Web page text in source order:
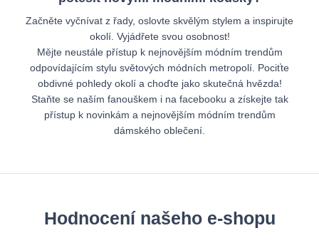
Začněte vyčnívat z řady, oslovte skvělým stylem a inspirujte
okolí. Vyjádřete svou osobnost!
Mějte neustále přístup k nejnovějším módním trendům
odpovídajícím stylu světových módních metropolí. Pociťte
obdivné pohledy okolí a choďte jako skutečná hvězda!
Staňte se naším fanouškem i na facebooku a získejte tak
přístup k novinkám a nejnovějším módním trendům
dámského oblečení.
Hodnocení našeho e-shopu